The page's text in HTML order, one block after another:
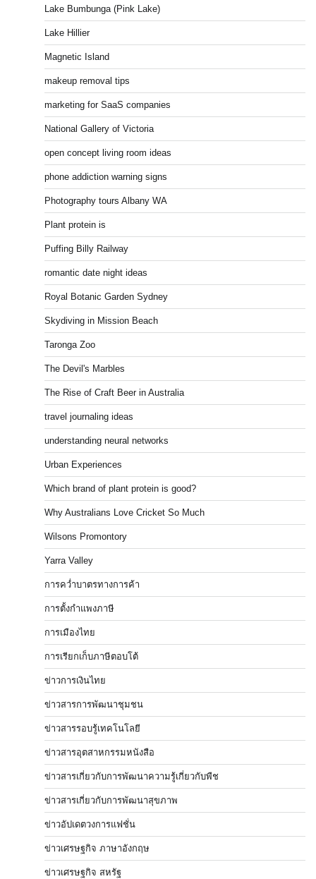
Lake Bumbunga (Pink Lake)
Lake Hillier
Magnetic Island
makeup removal tips
marketing for SaaS companies
National Gallery of Victoria
open concept living room ideas
phone addiction warning signs
Photography tours Albany WA
Plant protein is
Puffing Billy Railway
romantic date night ideas
Royal Botanic Garden Sydney
Skydiving in Mission Beach
Taronga Zoo
The Devil's Marbles
The Rise of Craft Beer in Australia
travel journaling ideas
understanding neural networks
Urban Experiences
Which brand of plant protein is good?
Why Australians Love Cricket So Much
Wilsons Promontory
Yarra Valley
การคว่ำบาตรทางการค้า
การตั้งกำแพงภาษี
การเมืองไทย
การเรียกเก็บภาษีตอบโต้
ข่าวการเงินไทย
ข่าวสารการพัฒนาชุมชน
ข่าวสารรอบรู้เทคโนโลยี
ข่าวสารอุตสาหกรรมหนังสือ
ข่าวสารเกี่ยวกับการพัฒนาความรู้เกี่ยวกับพืช
ข่าวสารเกี่ยวกับการพัฒนาสุขภาพ
ข่าวอัปเดตวงการแฟชั่น
ข่าวเศรษฐกิจ ภาษาอังกฤษ
ข่าวเศรษฐกิจ สหรัฐ